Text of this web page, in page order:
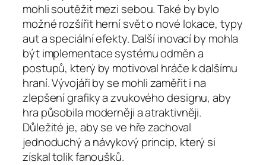
mohli soutěžit mezi sebou. Také by bylo
možné rozšířit herní svět o nové lokace, typy
aut a speciální efekty. Další inovací by mohla
být implementace systému odměn a
postupů, který by motivoval hráče k dalšímu
hraní. Vývojáři by se mohli zaměřit i na
zlepšení grafiky a zvukového designu, aby
hra působila moderněji a atraktivněji.
Důležité je, aby se ve hře zachoval
jednoduchý a návykový princip, který si
získal tolik fanoušků.